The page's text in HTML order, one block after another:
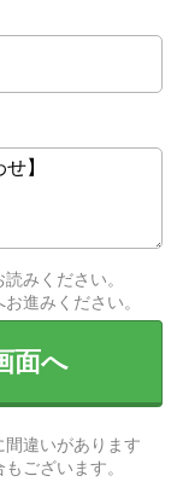
みください。
進みください。
面へ
違いがあります
ございます。